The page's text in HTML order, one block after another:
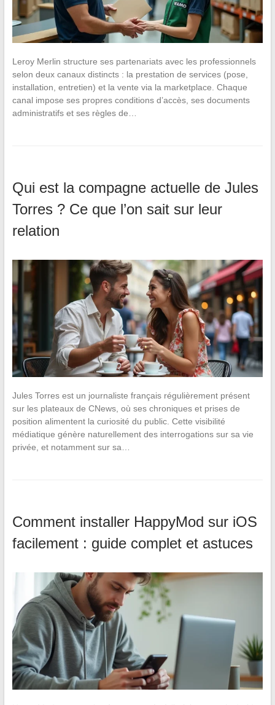
Leroy Merlin structure ses partenariats avec les professionnels
selon deux canaux distincts : la prestation de services (pose,
installation, entretien) et la vente via la marketplace. Chaque
canal impose ses propres conditions d’accès, ses documents
administratifs et ses règles de…
Qui est la compagne actuelle de Jules
Torres ? Ce que l’on sait sur leur
relation
Jules Torres est un journaliste français régulièrement présent
sur les plateaux de CNews, où ses chroniques et prises de
position alimentent la curiosité du public. Cette visibilité
médiatique génère naturellement des interrogations sur sa vie
privée, et notamment sur sa…
Comment installer HappyMod sur iOS
facilement : guide complet et astuces